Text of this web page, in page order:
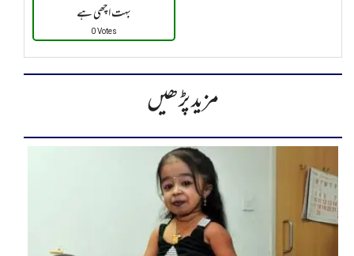
بہت اچھی ہے
0 Votes
مزید پڑھیں